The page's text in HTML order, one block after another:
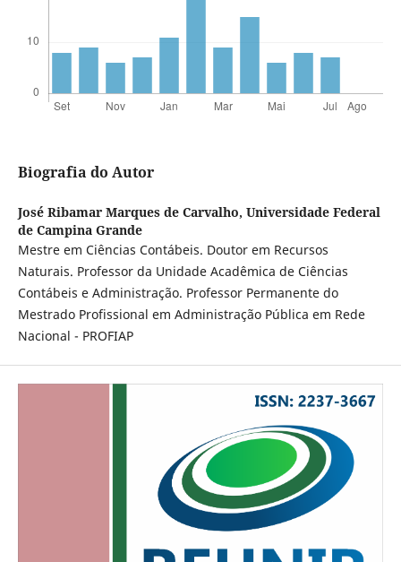
Biografia do Autor
José Ribamar Marques de Carvalho, Universidade Federal
de Campina Grande
Mestre em Ciências Contábeis. Doutor em Recursos
Naturais. Professor da Unidade Acadêmica de Ciências
Contábeis e Administração. Professor Permanente do
Mestrado Profissional em Administração Pública em Rede
Nacional - PROFIAP